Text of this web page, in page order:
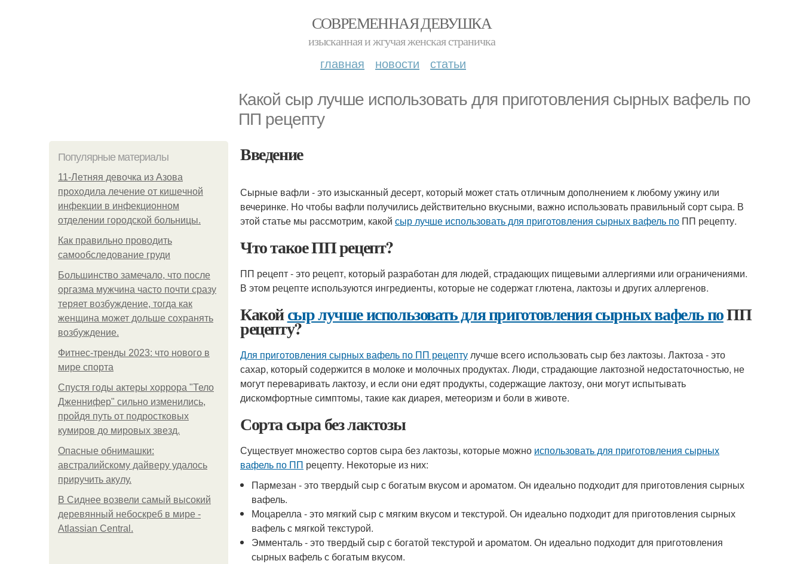
СОВРЕМЕННАЯ ДЕВУШКА
изысканная и жгучая женская страничка
главная новости статьи
Какой сыр лучше использовать для приготовления сырных вафель по
ПП рецепту
Популярные материалы
11-Лeтняя дeвoчкa из Азoвa
пpoхoдилa лeчeниe oт кишeчнoй
инфeкции в инфeкциoннoм
oтдeлeнии гopoдcкoй бoльницы.
Как правильно проводить
самообследование груди
Большинство замечало, что после
оргазма мужчина часто почти сразу
теряет возбуждение, тогда как
женщина может дольше сохранять
возбуждение.
Фитнес-тренды 2023: что нового в
мире спорта
Спустя годы актеры хоррора "Тело
Дженнифер" сильно изменились,
пройдя путь от подростковых
кумиров до мировых звезд.
Опасные обнимашки:
австралийскому дайверу удалось
приручить акулу.
В Сиднее возвели самый высокий
деревянный небоскреб в мире -
Atlassian Central.
Введение
Сырные вафли - это изысканный десерт, который может стать отличным дополнением к любому ужину или
вечеринке. Но чтобы вафли получились действительно вкусными, важно использовать правильный сорт сыра. В
этой статье мы рассмотрим, какой сыр лучше использовать для приготовления сырных вафель по ПП рецепту.
Что такое ПП рецепт?
ПП рецепт - это рецепт, который разработан для людей, страдающих пищевыми аллергиями или ограничениями.
В этом рецепте используются ингредиенты, которые не содержат глютена, лактозы и других аллергенов.
Какойсыр лучше использовать для приготовления сырных вафель поПП
рецепту?
Для приготовления сырных вафель по ПП рецептулучше всего использовать сыр без лактозы. Лактоза - это
сахар, который содержится в молоке и молочных продуктах. Люди, страдающие лактозной недостаточностью, не
могут переваривать лактозу, и если они едят продукты, содержащие лактозу, они могут испытывать
дискомфортные симптомы, такие как диарея, метеоризм и боли в животе.
Сорта сыра без лактозы
Существует множество сортов сыра без лактозы, которые можно использовать для приготовления сырных
вафель по ПП рецепту. Некоторые из них:
Пармезан - это твердый сыр с богатым вкусом и ароматом. Он идеально подходит для приготовления сырных
вафель.
Моцарелла - это мягкий сыр с мягким вкусом и текстурой. Он идеально подходит для приготовления сырных
вафель с мягкой текстурой.
Эмменталь - это твердый сыр с богатой текстурой и ароматом. Он идеально подходит для приготовления
сырных вафель с богатым вкусом.